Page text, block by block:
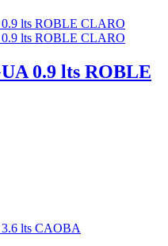
0.9 lts ROBLE